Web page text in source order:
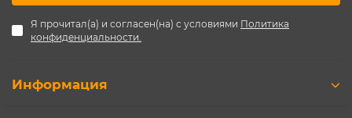
Я прочитал(а) и согласен(на) с условиями Политика
конфиденциальности.
Информация